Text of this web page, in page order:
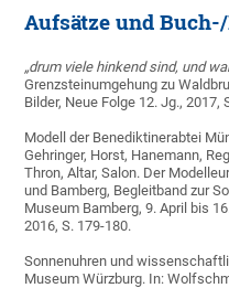
Aufsätze und
„drum viele hinkend sind, und
Grenzsteinumgehung zu
Bilder, Neue Folge 12. Jg., 2017,
Modell der Benediktinerabtei
Gehringer, Horst, Hanemann,
Thron, Altar, Salon. Der
und Bamberg, Begleitband zur
Museum Bamberg, 9. April bis
2016, S. 179-180.
Sonnenuhren und
Museum Würzburg. In: